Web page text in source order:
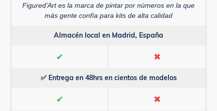
Figured'Art es la marca de pintar por números en la que
más gente confía para kits de alta calidad
Almacén local en Madrid, España
✔ ✖
✅ Entrega en 48hrs en cientos de modelos
✔ ✖